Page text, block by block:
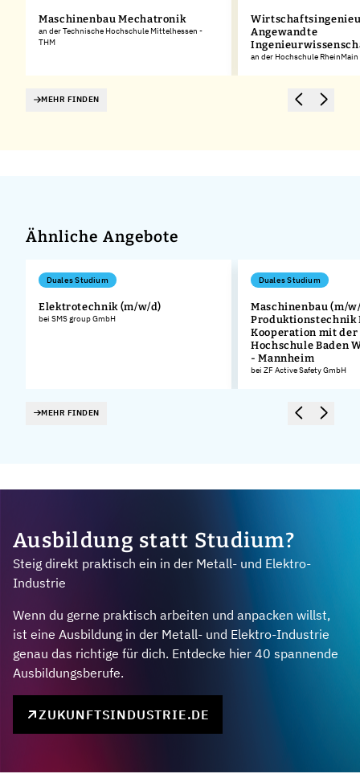
Maschinenbau Mechatronik
an der Technische Hochschule Mittelhessen -
THM
Angewandte
an der Hochschule RheinMain
MEHR FINDEN
Ähnliche Angebote
Duales Studium
Elektrotechnik (m/w/d)
bei SMS group GmbH
Duales Studium
Maschinenbau (m/
Produktionstechnik
Kooperation mit der
Hochschule Baden
- Mannheim
bei ZF Active Safety GmbH
MEHR FINDEN
Ausbildung statt Studium?
Steig direkt praktisch ein in der Metall- und Elektro-
Industrie
Wenn du gerne praktisch arbeiten und anpacken willst,
ist eine Ausbildung in der Metall- und Elektro-Industrie
genau das richtige für dich. Entdecke hier 40 spannende
Ausbildungsberufe.
ZUKUNFTSINDUSTRIE.DE